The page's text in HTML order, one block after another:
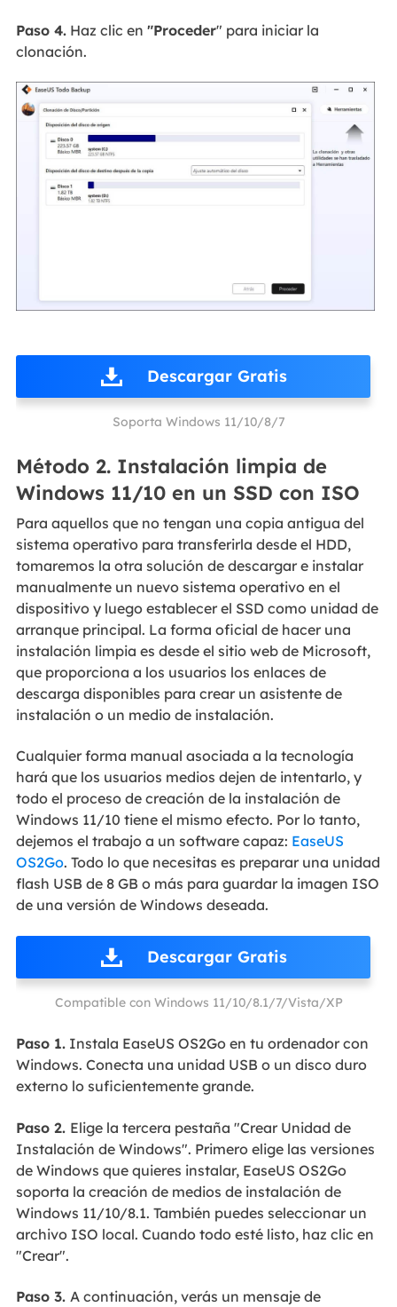
Paso 4.Haz clic en "Proceder" para iniciar la
clonación.
Descargar Gratis
Soporta Windows 11/10/8/7
Método 2. Instalación limpia de
Windows 11/10 en un SSD con ISO
Para aquellos que no tengan una copia antigua del
sistema operativo para transferirla desde el HDD,
tomaremos la otra solución de descargar e instalar
manualmente un nuevo sistema operativo en el
dispositivo y luego establecer el SSD como unidad de
arranque principal. La forma oficial de hacer una
instalación limpia es desde el sitio web de Microsoft,
que proporciona a los usuarios los enlaces de
descarga disponibles para crear un asistente de
instalación o un medio de instalación.
Cualquier forma manual asociada a la tecnología
hará que los usuarios medios dejen de intentarlo, y
todo el proceso de creación de la instalación de
Windows 11/10 tiene el mismo efecto. Por lo tanto,
dejemos el trabajo a un software capaz: EaseUS
OS2Go. Todo lo que necesitas es preparar una unidad
flash USB de 8 GB o más para guardar la imagen ISO
de una versión de Windows deseada.
Descargar Gratis
Compatible con Windows 11/10/8.1/7/Vista/XP
Paso 1.Instala EaseUS OS2Go en tu ordenador con
Windows. Conecta una unidad USB o un disco duro
externo lo suficientemente grande.
Paso 2. Elige la tercera pestaña "Crear Unidad de
Instalación de Windows". Primero elige las versiones
de Windows que quieres instalar, EaseUS OS2Go
soporta la creación de medios de instalación de
Windows 11/10/8.1. También puedes seleccionar un
archivo ISO local. Cuando todo esté listo, haz clic en
"Crear".
Paso 3. A continuación, verás un mensaje de